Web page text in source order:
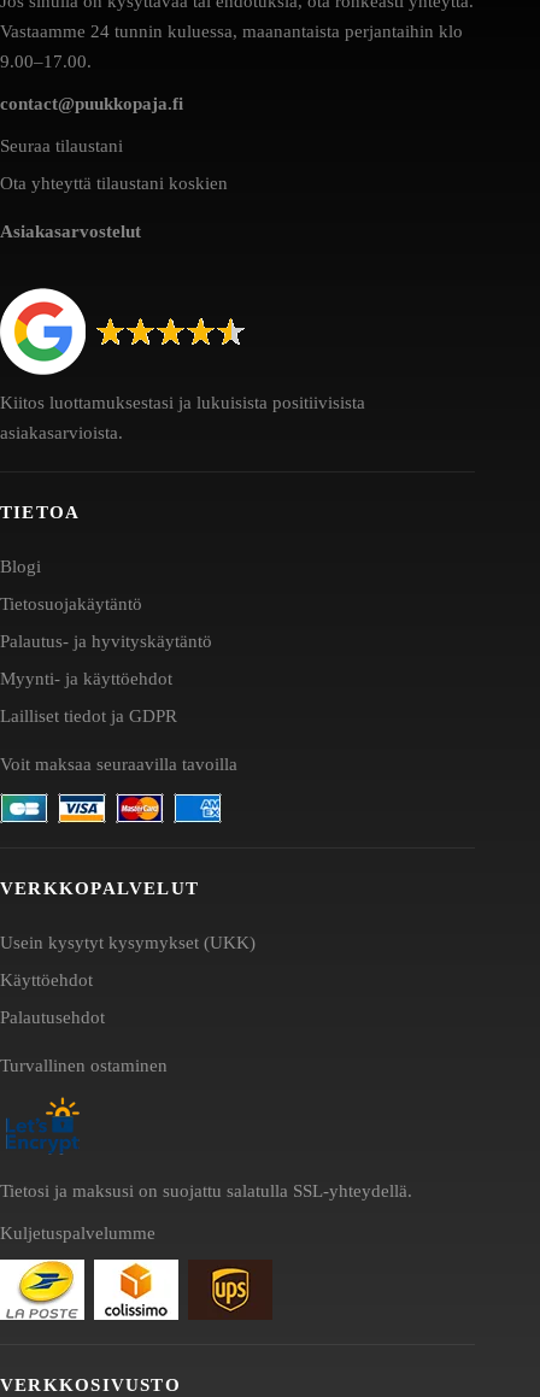
Vastaamme 24 tunnin kuluessa, maanantaista perjantaihin klo
9.00–17.00.
contact@puukkopaja.fi
Seuraa tilaustani
Ota yhteyttä tilaustani koskien
Asiakasarvostelut
Kiitos luottamuksestasi ja lukuisista positiivisista
asiakasarvioista.
TIETOA
Blogi
Tietosuojakäytäntö
Palautus- ja hyvityskäytäntö
Myynti- ja käyttöehdot
Lailliset tiedot ja GDPR
Voit maksaa seuraavilla tavoilla
VERKKOPALVELUT
Usein kysytyt kysymykset (UKK)
Käyttöehdot
Palautusehdot
Turvallinen ostaminen
Tietosi ja maksusi on suojattu salatulla SSL-yhteydellä.
Kuljetuspalvelumme
VERKKOSIVUSTO